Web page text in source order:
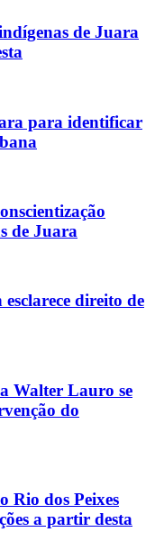
de Juara
para identificar
de Juara
direito de
Walter Lauro se
do
Rio dos Peixes
a partir desta